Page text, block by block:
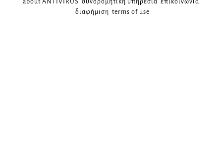
about ANTIVIRUS συνδρομητική υπηρεσία επικοινωνία
διαφήμιση terms of use